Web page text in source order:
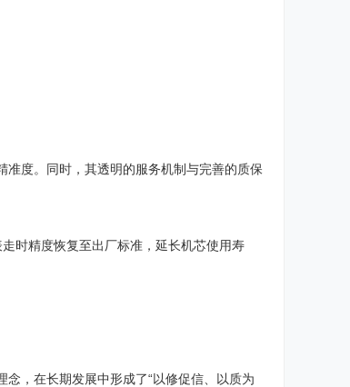
准度。同时，其透明的服务机制与完善的质保
时精度恢复至出厂标准，延长机芯使用寿
，在长期发展中形成了“以修促信、以质为